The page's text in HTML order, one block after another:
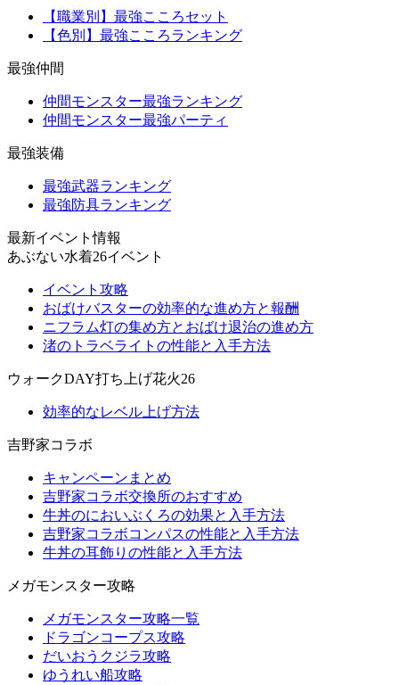
【職業別】最強こころセット
【色別】最強こころランキング
最強仲間
仲間モンスター最強ランキング
仲間モンスター最強パーティ
最強装備
最強武器ランキング
最強防具ランキング
最新イベント情報
あぶない水着26イベント
イベント攻略
おばけバスターの効率的な進め方と報酬
ニフラム灯の集め方とおばけ退治の進め方
渚のトラベライトの性能と入手方法
ウォークDAY打ち上げ花火26
効率的なレベル上げ方法
吉野家コラボ
キャンペーンまとめ
吉野家コラボ交換所のおすすめ
牛丼のにおいぶくろの効果と入手方法
吉野家コラボコンパスの性能と入手方法
牛丼の耳飾りの性能と入手方法
メガモンスター攻略
メガモンスター攻略一覧
ドラゴンコープス攻略
だいおうクジラ攻略
ゆうれい船攻略